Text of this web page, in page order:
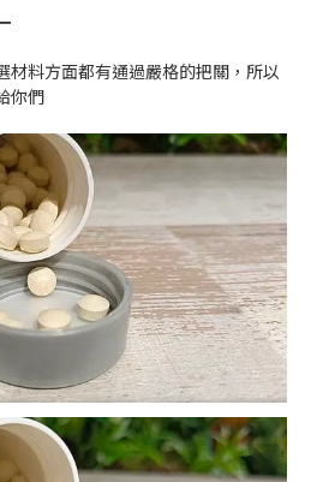
材料方面都有通過嚴格的把關，所以
你們